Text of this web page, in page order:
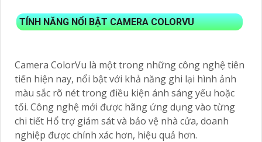
TÍNH NĂNG NỔI BẬT CAMERA COLORVU
Camera ColorVu là một trong những công nghệ tiên
tiến hiện nay, nổi bật với khả năng ghi lại hình ảnh
màu sắc rõ nét trong điều kiện ánh sáng yếu hoặc
tối. Công nghệ mới được hãng ứng dụng vào từng
chi tiết Hổ trợ giám sát và bảo vệ nhà cửa, doanh
nghiệp được chính xác hơn, hiệu quả hơn.